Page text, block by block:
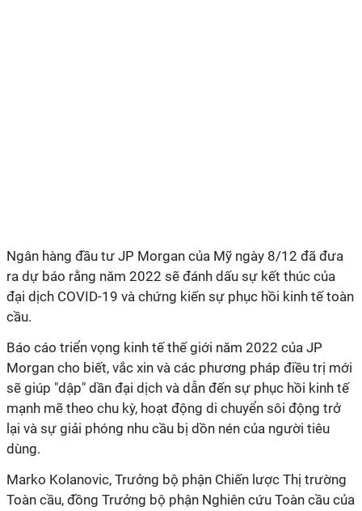
Ngân hàng đầu tư JP Morgan của Mỹ ngày 8/12 đã đưa
ra dự báo rằng năm 2022 sẽ đánh dấu sự kết thúc của
đại dịch COVID-19 và chứng kiến sự phục hồi kinh tế toàn
cầu.
Báo cáo triển vọng kinh tế thế giới năm 2022 của JP
Morgan cho biết, vắc xin và các phương pháp điều trị mới
sẽ giúp "dập" dần đại dịch và dẫn đến sự phục hồi kinh tế
mạnh mẽ theo chu kỳ, hoạt động di chuyển sôi động trở
lại và sự giải phóng nhu cầu bị dồn nén của người tiêu
dùng.
Marko Kolanovic, Trưởng bộ phận Chiến lược Thị trường
Toàn cầu, đồng Trưởng bộ phận Nghiên cứu Toàn cầu của